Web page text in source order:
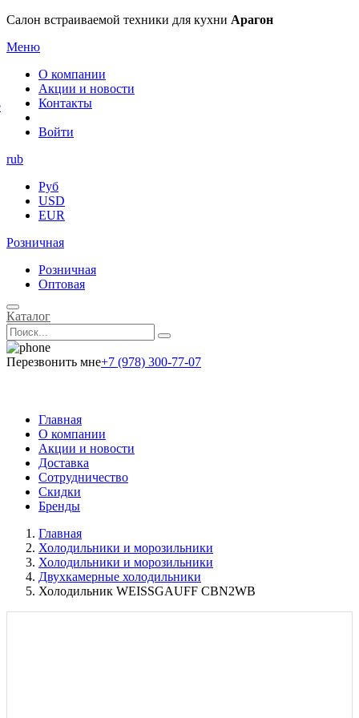
Салон встраиваемой техники для кухни Арагон
Меню
О компании
Акции и новости
Контакты
Войти
rub
Руб
USD
EUR
Розничная
Розничная
Оптовая
Каталог
Перезвонить мне+7 (978) 300-77-07
Главная
О компании
Акции и новости
Доставка
Сотрудничество
Скидки
Бренды
Главная
Холодильники и морозильники
Холодильники и морозильники
Двухкамерные холодильники
Холодильник WEISSGAUFF CBN2WB